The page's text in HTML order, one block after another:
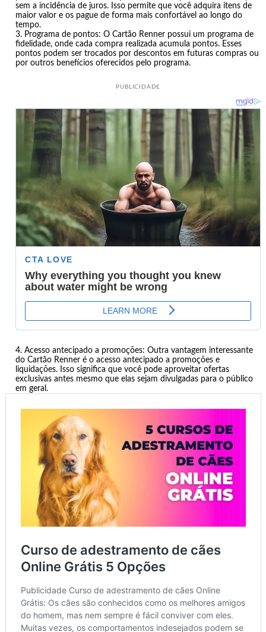
sem a incidência de juros. Isso permite que você adquira itens de
maior valor e os pague de forma mais confortável ao longo do
tempo.
Programa de pontos: O Cartão Renner possui um programa de
fidelidade, onde cada compra realizada acumula pontos. Esses
pontos podem ser trocados por descontos em futuras compras ou
por outros benefícios oferecidos pelo programa.
PUBLICIDADE
Acesso antecipado a promoções: Outra vantagem interessante
do Cartão Renner é o acesso antecipado a promoções e
liquidações. Isso significa que você pode aproveitar ofertas
exclusivas antes mesmo que elas sejam divulgadas para o público
em geral.